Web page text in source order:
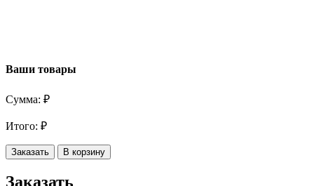
Ваши товары
Сумма: ₽
Итого: ₽
Заказать В корзину
Заказать